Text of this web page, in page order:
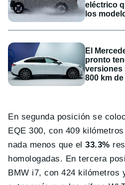
eléctrico
los
El
pronto
versiones
800 km
En segunda posición se
EQE 300, con 409
nada menos que el 33.3%
homologadas. En tercera
BMW i7, con 424 kilómetros